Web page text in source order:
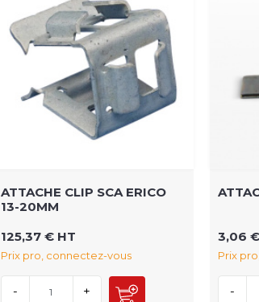
ATTACHE CLIP SCA ERICO
13-20MM
125,37 € HT
Prix pro, connectez-vous
- +
3,06
Prix
-